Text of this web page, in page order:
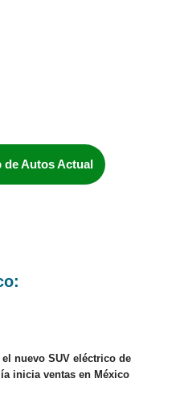
de Autos Actual
el nuevo SUV eléctrico de
inicia ventas en México